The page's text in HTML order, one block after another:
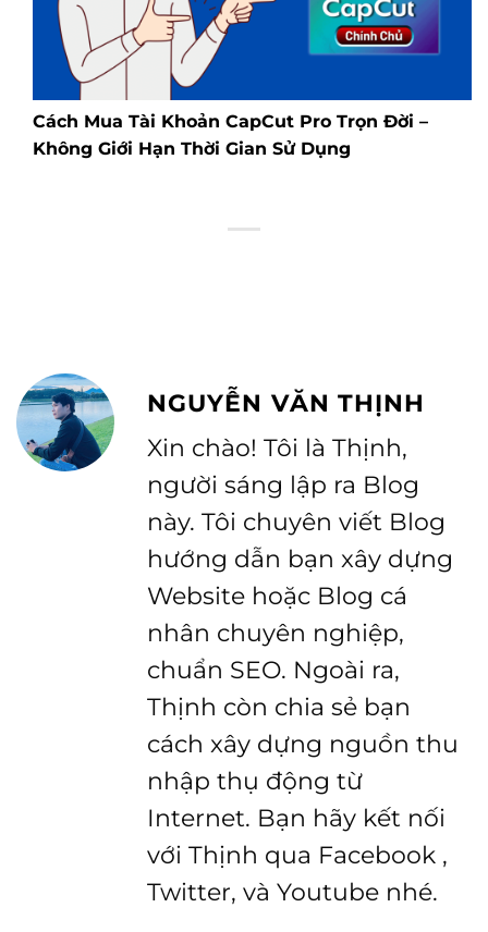
Cách Mua Tài Khoản CapCut Pro Trọn Đời –
Không Giới Hạn Thời Gian Sử Dụng
NGUYỄN VĂN THỊNH
Xin chào! Tôi là Thịnh,
người sáng lập ra Blog
này. Tôi chuyên viết Blog
hướng dẫn bạn xây dựng
Website hoặc Blog cá
nhân chuyên nghiệp,
chuẩn SEO. Ngoài ra,
Thịnh còn chia sẻ bạn
cách xây dựng nguồn thu
nhập thụ động từ
Internet. Bạn hãy kết nối
với Thịnh qua Facebook ,
Twitter, và Youtube nhé.